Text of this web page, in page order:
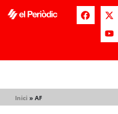
Inici » AF